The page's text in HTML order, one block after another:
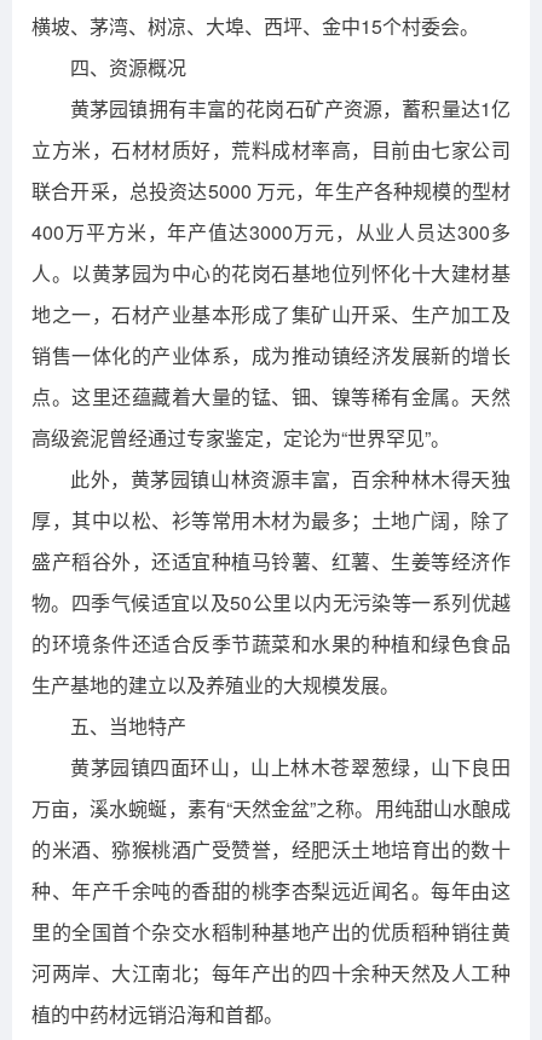
横坡、茅湾、树凉、大埠、西坪、金中15个村委会。
四、资源概况
黄茅园镇拥有丰富的花岗石矿产资源，蓄积量达1亿
立方米，石材材质好，荒料成材率高，目前由七家公司
联合开采，总投资达5000 万元，年生产各种规模的型材
400万平方米，年产值达3000万元，从业人员达300多
人。以黄茅园为中心的花岗石基地位列怀化十大建材基
地之一，石材产业基本形成了集矿山开采、生产加工及
销售一体化的产业体系，成为推动镇经济发展新的增长
点。这里还蕴藏着大量的锰、钿、镍等稀有金属。天然
高级瓷泥曾经通过专家鉴定，定论为“世界罕见”。
此外，黄茅园镇山林资源丰富，百余种林木得天独
厚，其中以松、衫等常用木材为最多；土地广阔，除了
盛产稻谷外，还适宜种植马铃薯、红薯、生姜等经济作
物。四季气候适宜以及50公里以内无污染等一系列优越
的环境条件还适合反季节蔬菜和水果的种植和绿色食品
生产基地的建立以及养殖业的大规模发展。
五、当地特产
黄茅园镇四面环山，山上林木苍翠葱绿，山下良田
万亩，溪水蜿蜒，素有“天然金盆”之称。用纯甜山水酿成
的米酒、猕猴桃酒广受赞誉，经肥沃土地培育出的数十
种、年产千余吨的香甜的桃李杏梨远近闻名。每年由这
里的全国首个杂交水稻制种基地产出的优质稻种销往黄
河两岸、大江南北；每年产出的四十余种天然及人工种
植的中药材远销沿海和首都。